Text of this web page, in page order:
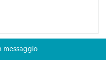
messaggio